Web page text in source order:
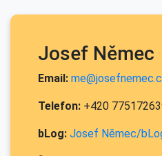
Josef Němec
Email:
Telefon: +420
bLog: Josef Němec/